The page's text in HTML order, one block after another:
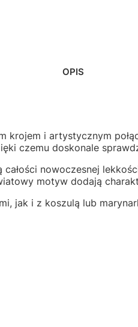
OPIS
i artystycznym
czemu doskonale
nowoczesnej
motyw dodają
jak i z koszulą lub